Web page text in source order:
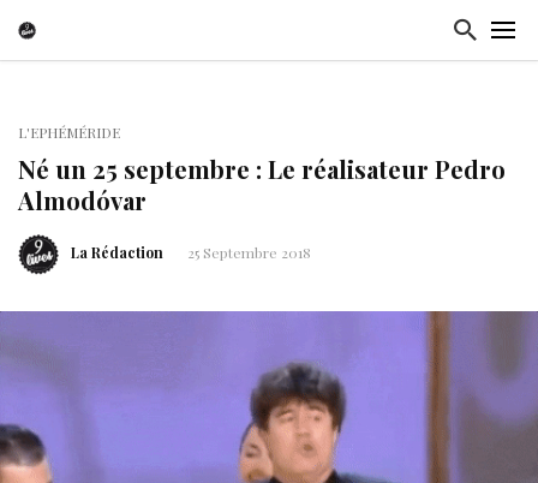
L'EPHÉMÉRIDE
Né un 25 septembre : Le réalisateur Pedro
Almodóvar
La Rédaction 25 Septembre 2018